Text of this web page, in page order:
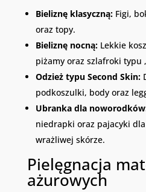
Bieliznę klasyczną:Figi,
oraz topy.
Bieliznę nocną:Lekkie
piżamy oraz szlafroki typu
Odzież typu Second Skin:
podkoszulki, body oraz
Ubranka dla
niedrapki oraz pajacyki
wrażliwej skórze.
Pielęgnacja
ażurowych